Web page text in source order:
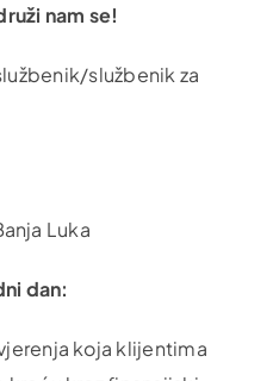
nam se!
službenik za
Luka
dan:
koja klijentima